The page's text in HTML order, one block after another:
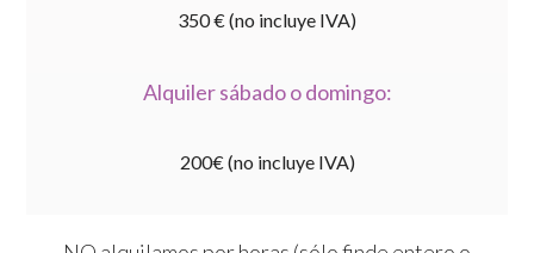
350 € (no incluye IVA)
Alquiler sábado o domingo:
200€ (no incluye IVA)